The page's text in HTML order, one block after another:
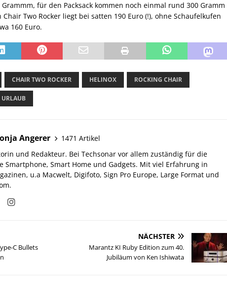
für den Packsack kommen noch einmal rund 300 Gramm
Two Rocker liegt bei satten 190 Euro (!), ohne Schaufelkufen
160 Euro.
CHAIR TWO ROCKER HELINOX ROCKING CHAIR
URLAUB
Angerer
1471 Artikel
und Redakteur. Bei Techsonar vor allem zuständig für die
Smartphone, Smart Home und Gadgets. Mit viel Erfahrung in
u.a Macwelt, Digifoto, Sign Pro Europe, Large Format und
C Bullets
NÄCHSTER
Marantz KI Ruby Edition zum 40.
Jubiläum von Ken Ishiwata